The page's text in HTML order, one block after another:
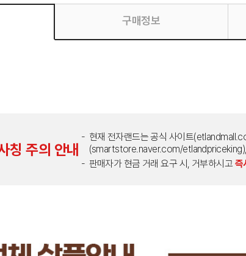
구매정보
칭 주의 안내
현재 전자랜드는 공식 사이트
(smartstore.naver.com/etlandpriceking),
판매자가 현금 거래 요구 시, 거부하시고 즉